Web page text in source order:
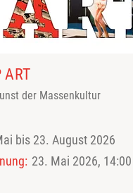
ART
der Massenkultur
bis 23. August 2026
23. Mai 2026, 14:00